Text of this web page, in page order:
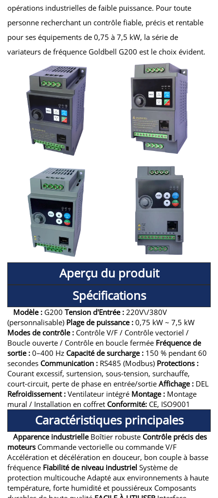
opérations industrielles de faible puissance. Pour toute
personne recherchant un contrôle fiable, précis et rentable
pour ses équipements de 0,75 à 7,5 kW, la série de
variateurs de fréquence Goldbell G200 est le choix évident.
Aperçu du produit
Spécifications
Modèle : G200 Tension d'Entrée : 220V\/380V
(personnalisable) Plage de puissance : 0,75 kW ~ 7,5 kW
Modes de contrôle : Contrôle V/F / Contrôle vectoriel /
Boucle ouverte / Contrôle en boucle fermée Fréquence de
sortie : 0–400 Hz Capacité de surcharge : 150 % pendant 60
secondes Communication : RS485 (Modbus) Protections :
Courant excessif, surtension, sous-tension, surchauffe,
court-circuit, perte de phase en entrée/sortie Affichage : DEL
Refroidissement : Ventilateur intégré Montage : Montage
mural / Installation en coffret Conformité: CE, ISO9001
Caractéristiques principales
Apparence industrielle Boîtier robuste Contrôle précis des
moteurs Commande vectorielle ou commande V/F
Accélération et décélération en douceur, bon couple à basse
fréquence Fiabilité de niveau industriel Système de
protection multicouche Adapté aux environnements à haute
température, forte humidité et poussiéreux Composants